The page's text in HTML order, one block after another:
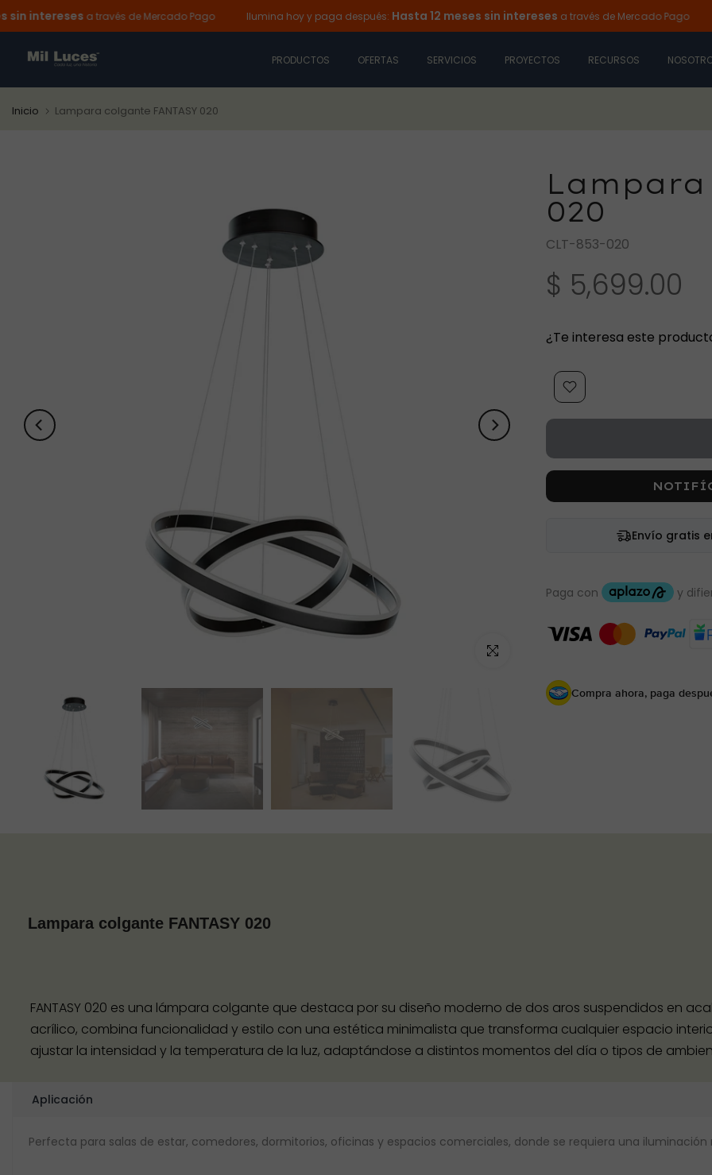
Ir
al
contenido
a través de Mercado Pago Ilumina hoy y paga después:Hasta 12 meses sin interesesa través de Mercado Pago
PRODUCTOS OFERTAS SERVICIOS PROYECTOS RECURSOS
Inicio Lampara colgante FANTASY 020
Haz clic para ampliar
Lampara
020
CLT-853-020
$ 5,699.00
¿Te interesa este
Envío gratis
Compra ahora, paga
Lampara colgante FANTASY 020
FANTASY 020 es una lámpara colgante que destaca por su diseño moderno de dos aros suspendidos en
acrílico, combina funcionalidad y estilo con una estética minimalista que transforma cualquier espacio
ajustar la intensidad y la temperatura de la luz, adaptándose a distintos momentos del día o tipos de
Aplicación
Perfecta para salas de estar, comedores, dormitorios, oficinas y espacios comerciales, donde se requiera una